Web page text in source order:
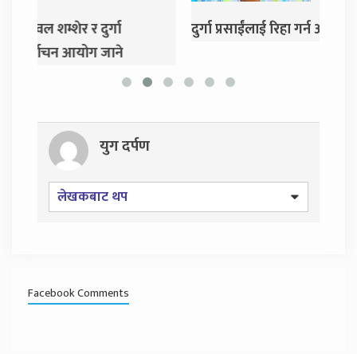
दुर्गा प्रसाईंलाई रिहा गर्न अदालतको आदेश
युग दर्पण
लेखकबाट थप
Facebook Comments